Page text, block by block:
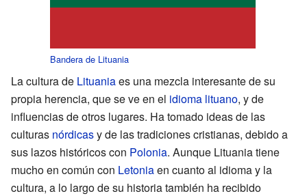
Bandera de Lituania
La cultura de Lituaniaes una mezcla interesante de su
propia herencia, que se ve en el idioma lituano, y de
influencias de otros lugares. Ha tomado ideas de las
culturas nórdicasy de las tradiciones cristianas, debido a
sus lazos históricos con Polonia. Aunque Lituania tiene
mucho en común con Letoniaen cuanto al idioma y la
cultura, a lo largo de su historia también ha recibido